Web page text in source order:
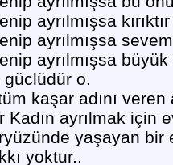
ayrılmışsa
ayrılmışsa
ayrılmışsa
o.
kaşar adını
Kadın ayrılmak için
yaşayan bir
yoktur..